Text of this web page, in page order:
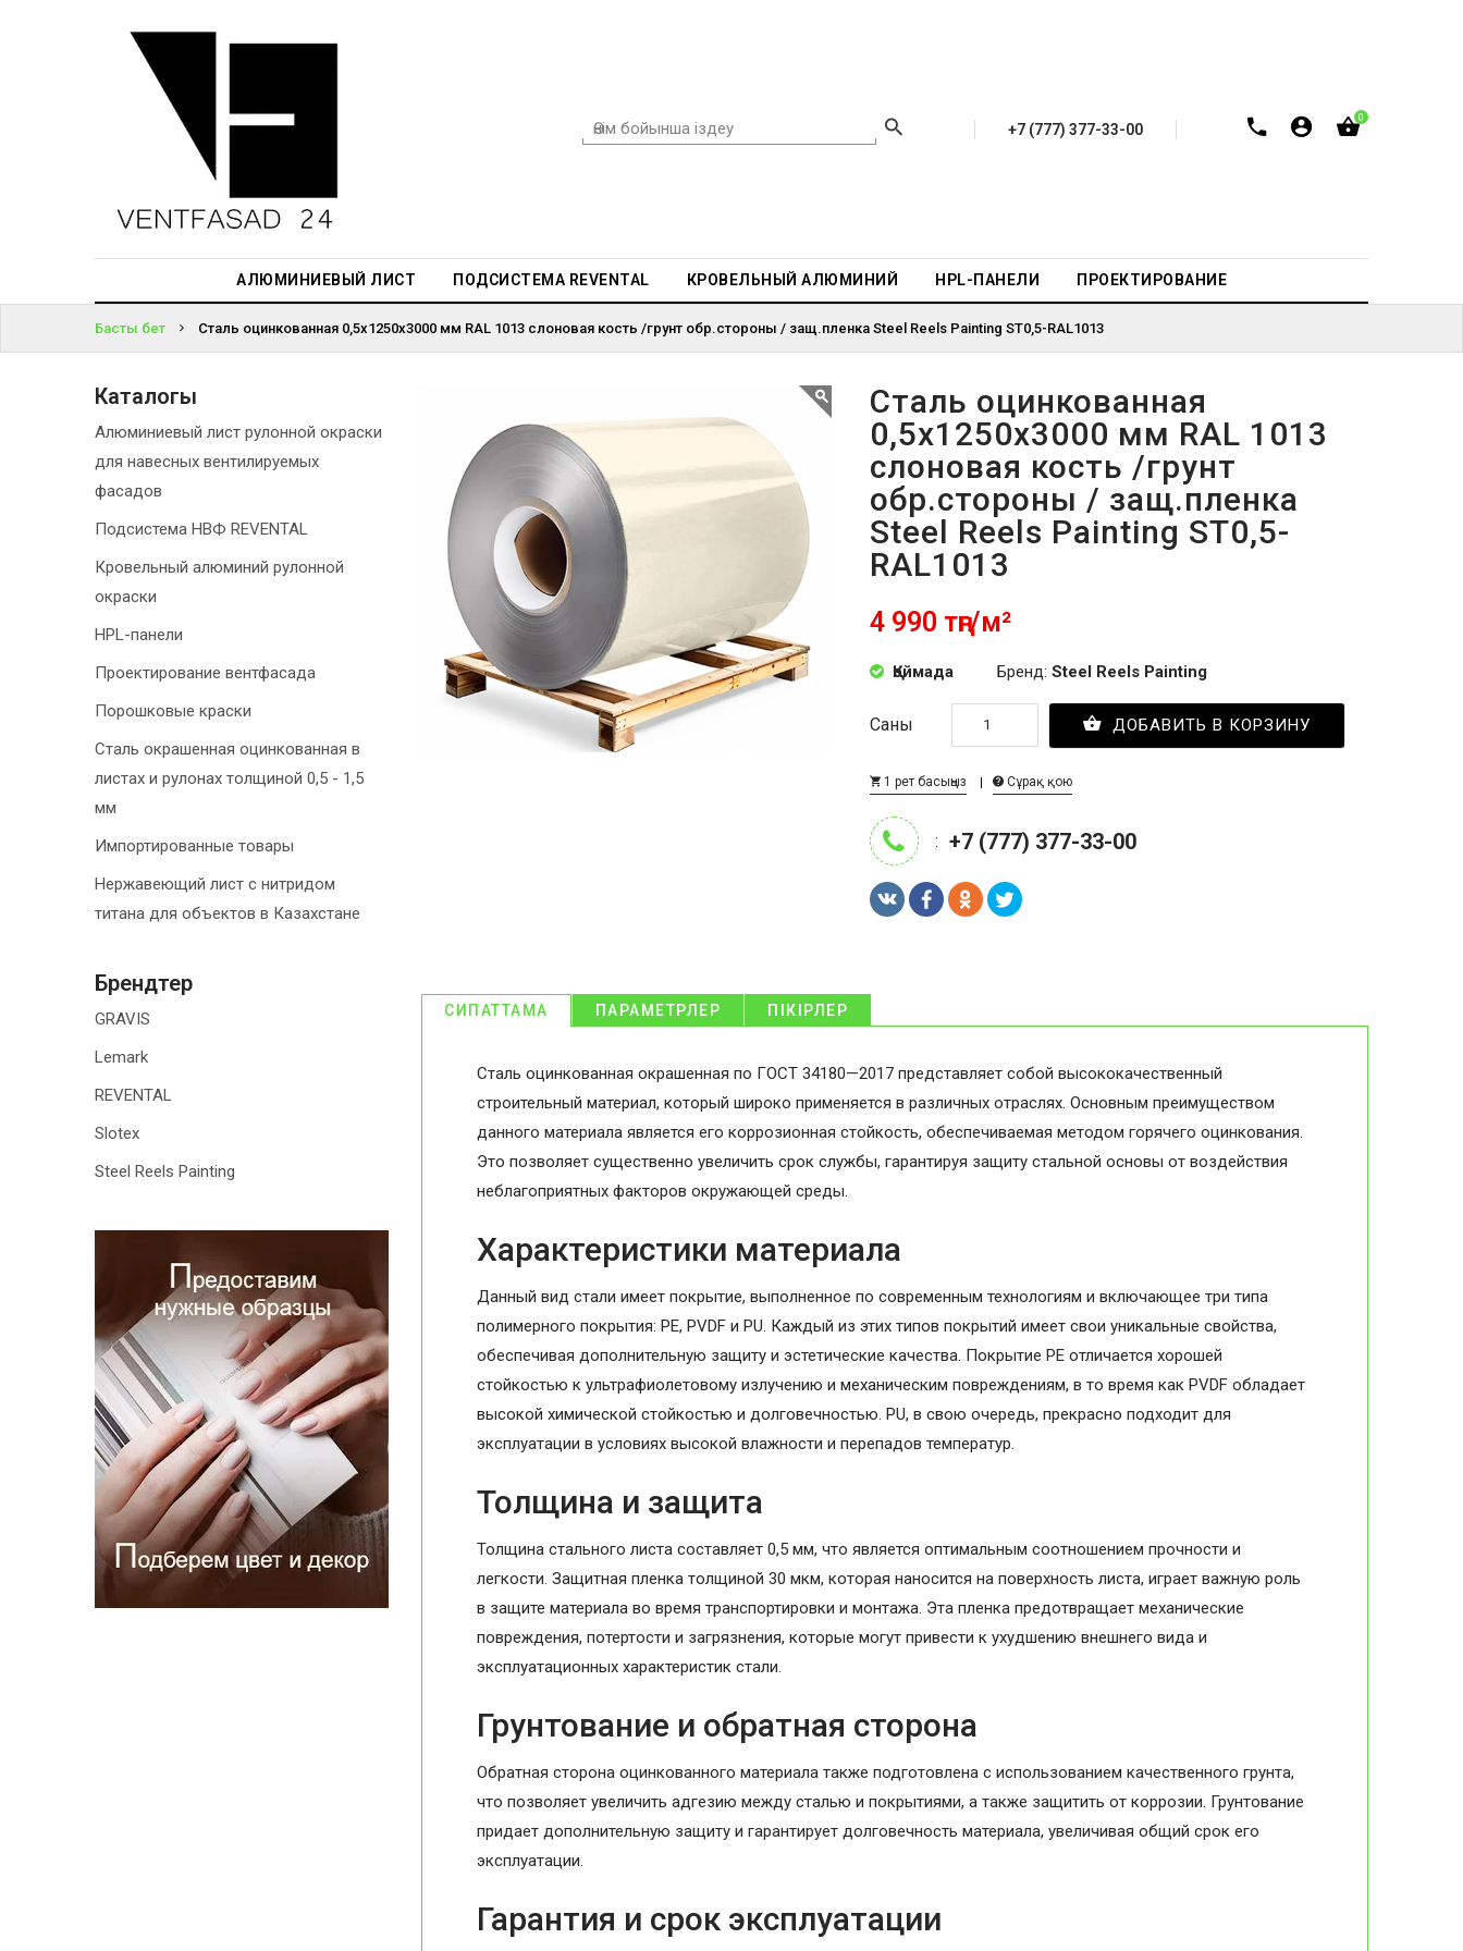
+7 (777) 377-33-00
0
АЛЮМИНИЕВЫЙ ЛИСТ ПОДСИСТЕМА REVENTAL КРОВЕЛЬНЫЙ АЛЮМИНИЙ HPL-ПАНЕЛИ ПРОЕКТИРОВАНИЕ
АЛЮМИНИЕВЫЙ
ПРОЕКТИРОВАНИЕ
КІРІҢІЗ
ПАРОЛЬДІ
БА?
Басты бет Сталь оцинкованная 0,5х1250х3000 мм RAL 1013 слоновая кость /грунт обр.стороны / защ.пленка Steel Reels Painting ST0,5-RAL1013
Сталь оцинкованная
0,5х1250х3000 мм RAL 1013
слоновая кость /грунт
обр.стороны / защ.пленка
Steel Reels Painting ST0,5-
RAL1013
4 990 тңг/м²
Қоймада Бренд: Steel Reels Painting
Саны ДОБАВИТЬ В КОРЗИНУ
1 рет басыңыз Сұрақ қою
: +7 (777) 377-33-00
СИПАТТАМА ПАРАМЕТРЛЕР ПІКІРЛЕР
Сталь оцинкованная окрашенная по ГОСТ 34180—2017 представляет собой высококачественный
строительный материал, который широко применяется в различных отраслях. Основным преимуществом
данного материала является его коррозионная стойкость, обеспечиваемая методом горячего оцинкования.
Это позволяет существенно увеличить срок службы, гарантируя защиту стальной основы от воздействия
неблагоприятных факторов окружающей среды.
Характеристики материала
Данный вид стали имеет покрытие, выполненное по современным технологиям и включающее три типа
полимерного покрытия: PE, PVDF и PU. Каждый из этих типов покрытий имеет свои уникальные свойства,
обеспечивая дополнительную защиту и эстетические качества. Покрытие PE отличается хорошей
стойкостью к ультрафиолетовому излучению и механическим повреждениям, в то время как PVDF обладает
высокой химической стойкостью и долговечностью. PU, в свою очередь, прекрасно подходит для
эксплуатации в условиях высокой влажности и перепадов температур.
Толщина и защита
Толщина стального листа составляет 0,5 мм, что является оптимальным соотношением прочности и
легкости. Защитная пленка толщиной 30 мкм, которая наносится на поверхность листа, играет важную роль
в защите материала во время транспортировки и монтажа. Эта пленка предотвращает механические
повреждения, потертости и загрязнения, которые могут привести к ухудшению внешнего вида и
эксплуатационных характеристик стали.
Грунтование и обратная сторона
Обратная сторона оцинкованного материала также подготовлена с использованием качественного грунта,
что позволяет увеличить адгезию между сталью и покрытиями, а также защитить от коррозии. Грунтование
придает дополнительную защиту и гарантирует долговечность материала, увеличивая общий срок его
эксплуатации.
Гарантия и срок эксплуатации
Каталогы
Алюминиевый лист рулонной окраски
для навесных вентилируемых
фасадов
Подсистема НВФ REVENTAL
Кровельный алюминий рулонной
окраски
HPL-панели
Проектирование вентфасада
Порошковые краски
Сталь окрашенная оцинкованная в
листах и рулонах толщиной 0,5 - 1,5
мм
Импортированные товары
Нержавеющий лист с нитридом
титана для объектов в Казахстане
Брендтер
GRAVIS
Lemark
REVENTAL
Slotex
Steel Reels Painting